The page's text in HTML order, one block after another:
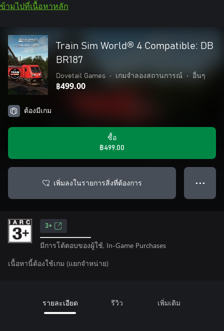
ข้ามไปที่เนื้อหาหลัก
Train Sim World® 4 Compatible: DB
BR187
Dovetail Games • เกมจำลองสถานการณ์ • อื่นๆ
฿499.00
ต้องมีเกม
ซื้อ
฿499.00
เพิ่มลงในรายการสิ่งที่ต้องการ ● ● ●
3+
มีการโต้ตอบของผู้ใช้, In-Game Purchases
เนื้อหานี้ต้องใช้เกม (แยกจำหน่าย)
รายละเอียด รีวิว เพิ่มเติม